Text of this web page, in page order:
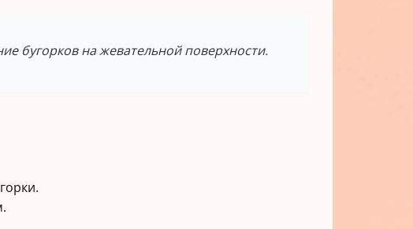
бугорков на жевательной поверхности.